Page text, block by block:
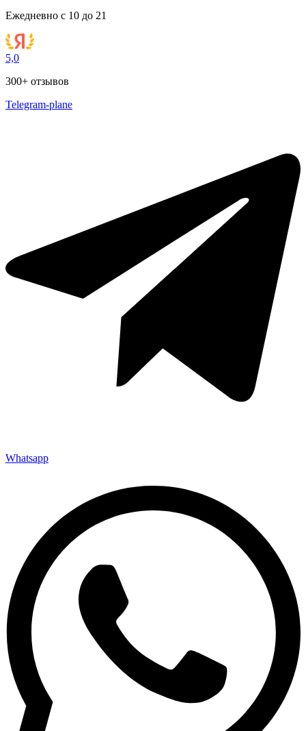
Ежедневно с 10 до 21
5,0
300+ отзывов
Telegram-plane
Whatsapp